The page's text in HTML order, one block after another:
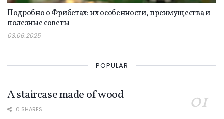
Подробно о Фрибетах: их особенности, преимущества и
полезные советы
03.06.2025
POPULAR
A staircase made of wood
0 SHARES